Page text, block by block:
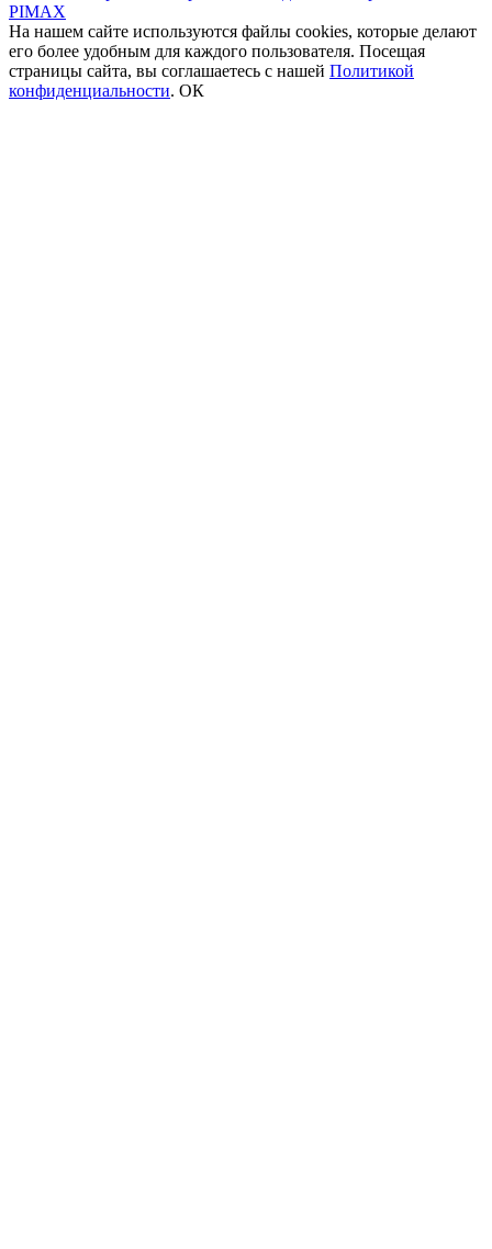
PIMAX
На нашем сайте используются файлы cookies, которые делают
его более удобным для каждого пользователя. Посещая
страницы сайта, вы соглашаетесь c нашей Политикой
конфиденциальности. ОК